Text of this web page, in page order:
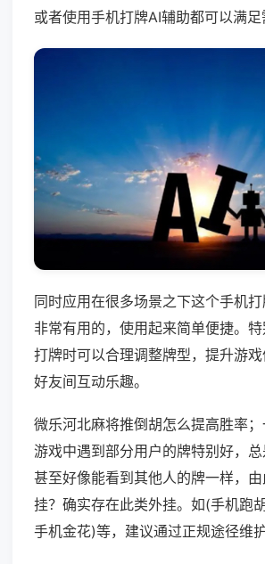
或者使用手机打牌AI辅助都可以满足
同时应用在很多场景之下这个手机
非常有用的，使用起来简单便捷。
打牌时可以合理调整牌型，提升游
好友间互动乐趣。
微乐河北麻将推倒胡怎么提高胜率
游戏中遇到部分用户的牌特别好，总
甚至好像能看到其他人的牌一样，
挂？确实存在此类外挂。如(手机跑
手机金花)等，建议通过正规途径维